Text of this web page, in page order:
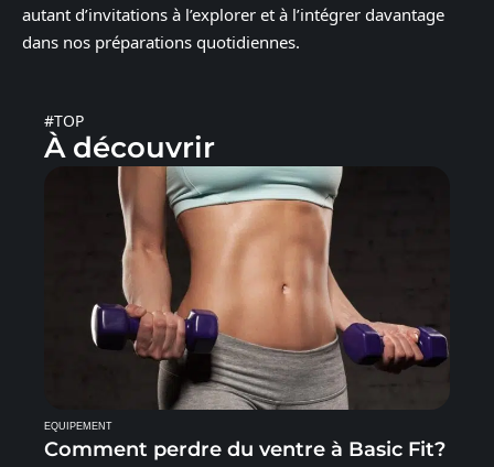
autant d’invitations à l’explorer et à l’intégrer davantage
dans nos préparations quotidiennes.
#TOP
À découvrir
EQUIPEMENT
Comment perdre du ventre à Basic Fit?